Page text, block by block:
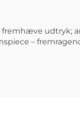
udtryk;
–